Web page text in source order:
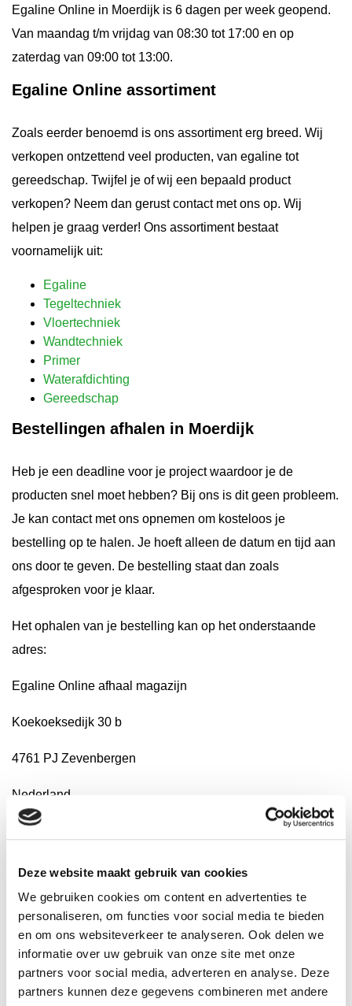
Deze website maakt gebruik van cookies
We gebruiken cookies om content en advertenties te
personaliseren, om functies voor social media te bieden
en om ons websiteverkeer te analyseren. Ook delen we
informatie over uw gebruik van onze site met onze
partners voor social media, adverteren en analyse. Deze
partners kunnen deze gegevens combineren met andere
Egaline Online in Moerdijk is 6 dagen per week geopend.
Van maandag t/m vrijdag van 08:30 tot 17:00 en op
zaterdag van 09:00 tot 13:00.
Egaline Online assortiment
Zoals eerder benoemd is ons assortiment erg breed. Wij
verkopen ontzettend veel producten, van egaline tot
gereedschap. Twijfel je of wij een bepaald product
verkopen? Neem dan gerust contact met ons op. Wij
helpen je graag verder! Ons assortiment bestaat
voornamelijk uit:
Egaline
Tegeltechniek
Vloertechniek
Wandtechniek
Primer
Waterafdichting
Gereedschap
Bestellingen afhalen in Moerdijk
Heb je een deadline voor je project waardoor je de
producten snel moet hebben? Bij ons is dit geen probleem.
Je kan contact met ons opnemen om kosteloos je
bestelling op te halen. Je hoeft alleen de datum en tijd aan
ons door te geven. De bestelling staat dan zoals
afgesproken voor je klaar.
Het ophalen van je bestelling kan op het onderstaande
adres:
Egaline Online afhaal magazijn
Koekoeksedijk 30 b
4761 PJ Zevenbergen
Nederland
Populaire producten
Bekijk alle producten